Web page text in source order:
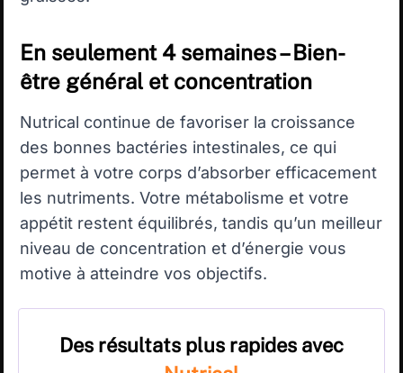
Des résultats plus rapides avec
En seulement 4 semaines – Bien-
être général et concentration
Nutrical continue de favoriser la croissance
des bonnes bactéries intestinales, ce qui
permet à votre corps d’absorber efficacement
les nutriments. Votre métabolisme et votre
appétit restent équilibrés, tandis qu’un meilleur
niveau de concentration et d’énergie vous
motive à atteindre vos objectifs.